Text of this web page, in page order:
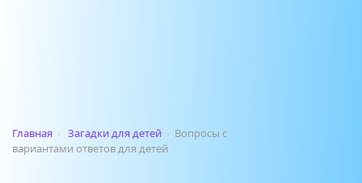
Главная › Загадки для детей › Вопросы с
вариантами ответов для детей